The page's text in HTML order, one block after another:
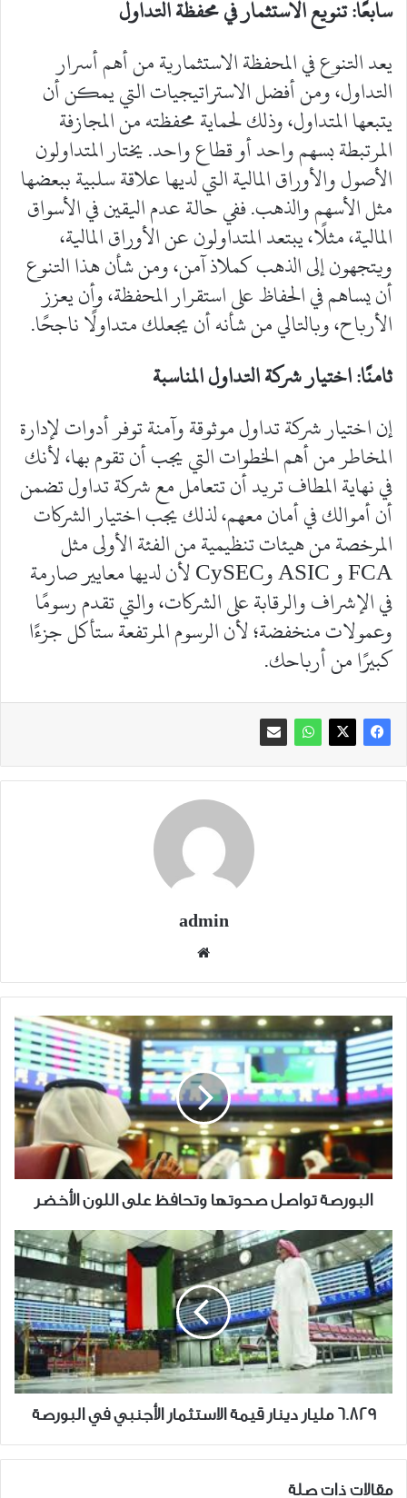
سابعًا: تنويع الاستثمار في محفظة التداول
‎يعد التنوع في المحفظة الاستثمارية من أهم أسرار
التداول، ومن أفضل الاستراتيجيات التي يمكن أن
يتبعها المتداول، وذلك لحماية محفظته من المجازفة
المرتبطة بسهم واحد أو قطاع واحد. يختار المتداولون
الأصول والأوراق المالية التي لديها علاقة سلبية ببعضها
مثل الأسهم والذهب. ففي حالة عدم اليقين في الأسواق
المالية، مثلًا، يبتعد المتداولون عن الأوراق المالية،
ويتجهون إلى الذهب كملاذ آمن، ومن شأن هذا التنوع
أن يساهم في الحفاظ على استقرار المحفظة، وأن يعزز
الأرباح، وبالتالي من شأنه أن يجعلك متداولًا ناجحًا.
ثامنًا: اختيار شركة التداول المناسبة
‎إن اختيار شركة تداول موثوقة وآمنة توفر أدوات لإدارة
المخاطر من أهم الخطوات التي يجب أن تقوم بها، لأنك
في نهاية المطاف تريد أن تتعامل مع شركة تداول تضمن
أن أموالك في أمان معهم، لذلك يجب اختيار الشركات
المرخصة من هيئات تنظيمية من الفئة الأولى مثل
FCA و ASIC وCySEC لأن لديها معايير صارمة
في الإشراف والرقابة على الشركات، والتي تقدم رسومًا
وعمولات منخفضة؛ لأن الرسوم المرتفعة ستأكل جزءًا
كبيرًا من أرباحك.
admin
البورصة
تواصل
صحوتها
وتحافظ
على
اللون
الأخضر
البورصة تواصل صحوتها وتحافظ على اللون الأخضر
6.829
مليار
دينار
قيمة
الاستثمار
الأجنبي
في
البورصة
6.829 مليار دينار قيمة الاستثمار الأجنبي في البورصة
مقالات ذات صلة